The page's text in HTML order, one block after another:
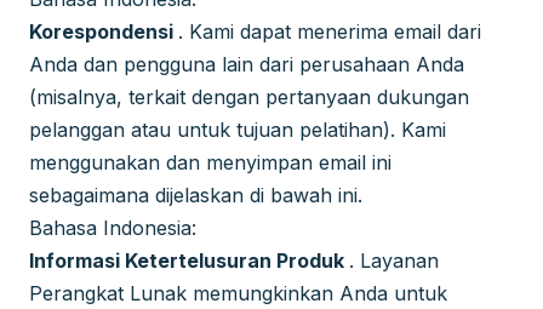
Korespondensi . Kami dapat menerima email dari
Anda dan pengguna lain dari perusahaan Anda
(misalnya, terkait dengan pertanyaan dukungan
pelanggan atau untuk tujuan pelatihan). Kami
menggunakan dan menyimpan email ini
sebagaimana dijelaskan di bawah ini.
Bahasa Indonesia:
Informasi Ketertelusuran Produk . Layanan
Perangkat Lunak memungkinkan Anda untuk